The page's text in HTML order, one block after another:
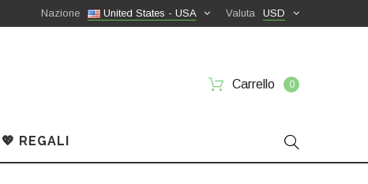
USD
Valuta
United States - USA
Nazione
Carrello 0
💖 REGALI